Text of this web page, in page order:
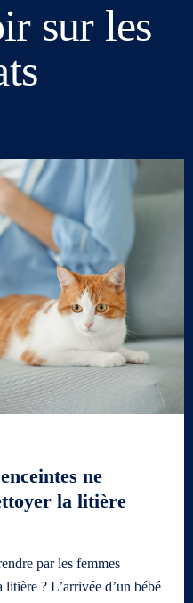
sur les
ne
la litière
par les femmes
? L’arrivée d’un bébé